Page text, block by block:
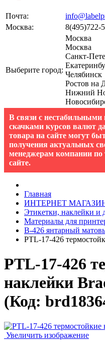
Почта:
Москва: 8(495)722-
Выберите город:
Москва
Москва
Санкт-
Челябинск
Ростов на
Нижний
В связи с
скачками курсов валют
товара на сайте могут
получения актуальных
менеджерам компании
сайте.
Главная
ИНТЕРНЕТ
Этикетки, наклейки и
Материалы для
B-426 янтарный
PTL-17-426
PTL-17-426
наклейки
(Код:
Увеличить изображение